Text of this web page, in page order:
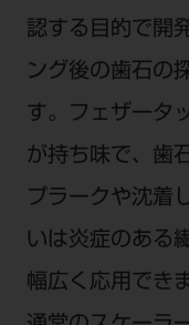
認する目的で開
ング後の歯石の
す。フェザータ
が持ち味で、歯
プラークや沈着
いは炎症のある
幅広く応用でき